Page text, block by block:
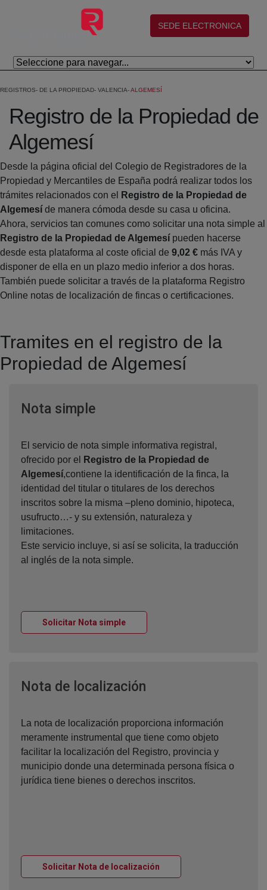
Skip to Main Content
(abre en nueva ventana)
SEDE ELECTRONICA
REGISTROS DE LA PROPIEDAD VALENCIA ALGEMESÍ
Registro de la Propiedad de
Algemesí
Desde la página oficial del Colegio de Registradores de la
Propiedad y Mercantiles de España podrá realizar todos los
trámites relacionados con el
Registro de la Propiedad de
Algemesí de manera cómoda desde su casa u oficina.
Ahora, servicios tan comunes como solicitar una nota simple al
Registro de la Propiedad de Algemesí pueden hacerse
desde esta plataforma al coste oficial de 9,02 € más IVA y
disponer de ella en un plazo medio inferior a dos horas.
También puede solicitar a través de la plataforma Registro
Online notas de localización de fincas o certificaciones.
Tramites en el registro de la
Propiedad de Algemesí
Nota simpleVentana nueva
El servicio de nota simple informativa registral,
ofrecido por el
Registro de la Propiedad de
Algemesí,contiene la identificación de la finca, la
identidad del titular o titulares de los derechos
inscritos sobre la misma –pleno dominio, hipoteca,
usufructo…- y su extensión, naturaleza y
limitaciones.
Este servicio incluye, si así se solicita, la traducción
al inglés de la nota simple.
Solicitar Nota simpleVentana nueva
Nota de localización
La nota de localización proporciona información
meramente instrumental que tiene como objeto
facilitar la localización del Registro, provincia y
municipio donde una determinada persona física o
jurídica tiene bienes o derechos inscritos.
Solicitar Nota de localización